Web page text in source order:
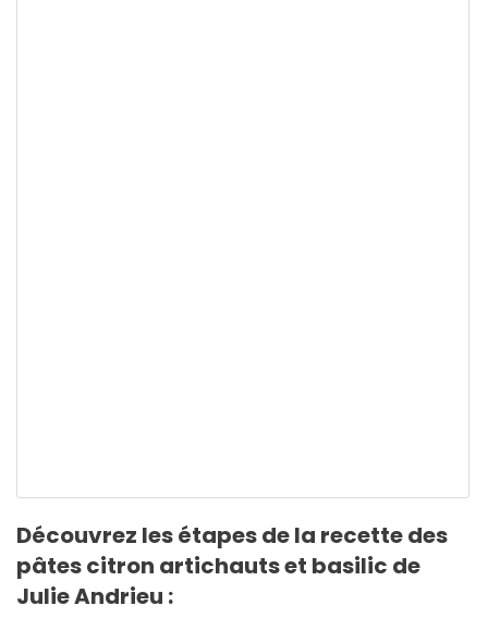
Découvrez les étapes de la recette des
pâtes citron artichauts et basilic de
Julie Andrieu :